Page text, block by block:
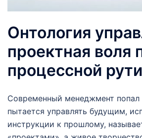
Онтология
проектная воля
процессной
Современный менеджмент попал
пытается управлять будущим,
инструкции к прошлому,